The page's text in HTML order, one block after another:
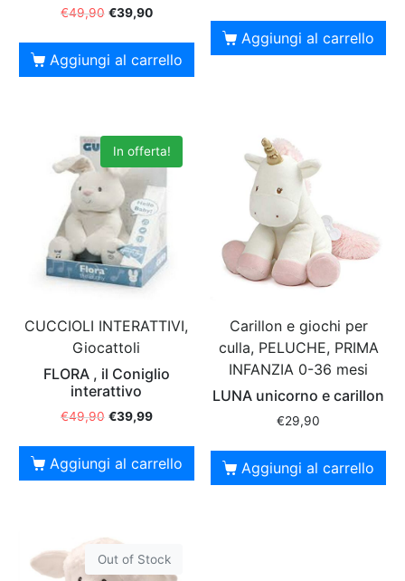
€49,90 €39,90
Aggiungi al carrello
Aggiungi al carrello
In offerta!
CUCCIOLI INTERATTIVI,
Giocattoli
FLORA , il Coniglio
interattivo
€49,90 €39,99
Aggiungi al carrello
Carillon e giochi per
culla, PELUCHE, PRIMA
INFANZIA 0-36 mesi
LUNA unicorno e carillon
€29,90
Aggiungi al carrello
Out of Stock